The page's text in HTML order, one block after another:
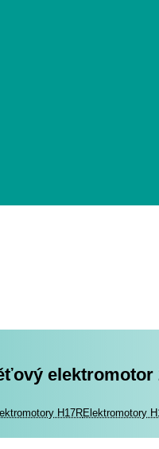
elektromotor
H17RElektromotory